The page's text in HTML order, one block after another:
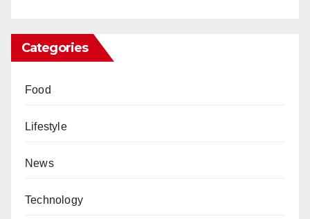
Categories
Food
Lifestyle
News
Technology